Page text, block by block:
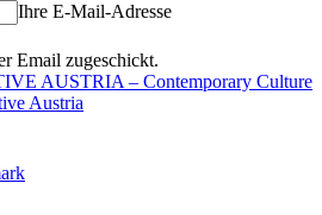
Ihre E-Mail-Adresse
Email zugeschickt.
AUSTRIA – Contemporary Culture